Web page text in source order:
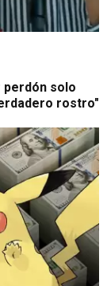
perdón solo
rostro"